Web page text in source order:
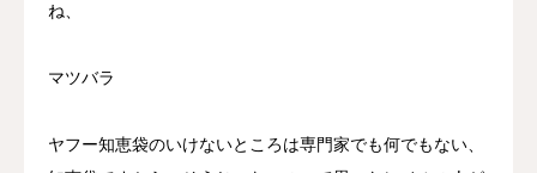
ね、
マツバラ
ヤフー知恵袋のいけないところは専門家でも何でもない、